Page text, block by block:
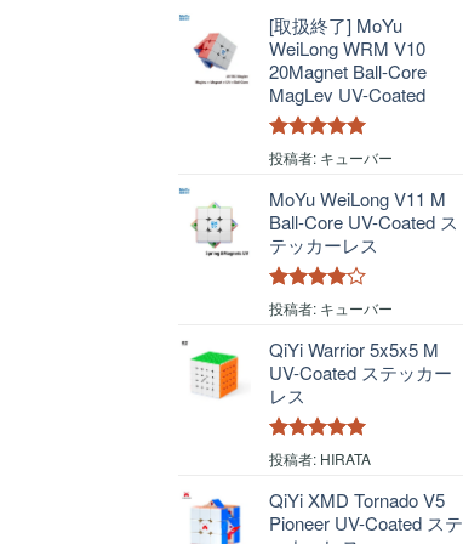
[取扱終了] MoYu
WeiLong WRM V10
20Magnet Ball-Core
MagLev UV-Coated
5段階中 5 の
投稿者: キューバー
MoYu WeiLong V11 M
Ball-Core UV-Coated ス
テッカーレス
5段階中 4
投稿者: キューバー
QiYi Warrior 5x5x5 M
UV-Coated ステッカー
レス
5段階中5の
投稿者: HIRATA
QiYi XMD Tornado V5
Pioneer UV-Coated ステ